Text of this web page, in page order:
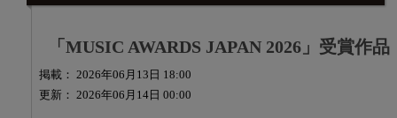
「MUSIC AWARDS JAPAN 2026」受賞作
掲載： 2026年06月13日 18:00
更新： 2026年06月14日 00:00